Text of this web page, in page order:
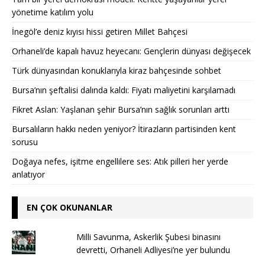
yönetime katılım yolu
İnegöl’e deniz kıyısı hissi getiren Millet Bahçesi
Orhaneli’de kapalı havuz heyecanı: Gençlerin dünyası değişecek
Türk dünyasından konuklarıyla kiraz bahçesinde sohbet
Bursa’nın şeftalisi dalında kaldı: Fiyatı maliyetini karşılamadı
Fikret Aslan: Yaşlanan şehir Bursa’nın sağlık sorunları arttı
Bursalıların hakkı neden yeniyor? İtirazların partisinden kent
sorusu
Doğaya nefes, işitme engellilere ses: Atık pilleri her yerde
anlatıyor
EN ÇOK OKUNANLAR
Milli Savunma, Askerlik Şubesi binasını
devretti, Orhaneli Adliyesi’ne yer bulundu